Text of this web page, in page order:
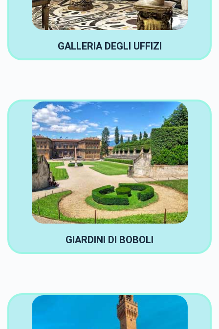
GALLERIA DEGLI UFFIZI
GIARDINI DI BOBOLI